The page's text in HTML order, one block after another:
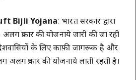
Bijli Yojana: भारत सरकार द्वारा
प्रकार की योजनाये जारी की जा रही
के लिए काफ़ी जागरूक है और
प्रकार की योजनाये लाती रहती है।